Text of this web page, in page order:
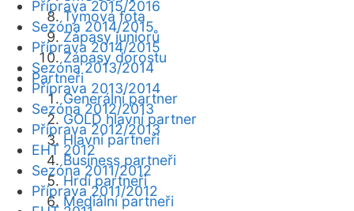
Týmová fota
Zápasy juniorů
Zápasy dorostu
Partneři
Generální partner
GOLD hlavní partner
Hlavní partneři
Business partneři
Hrdí partneři
Mediální partneři
Příprava 2015/2016
Sezóna 2014/2015
Příprava 2014/2015
Sezóna 2013/2014
Příprava 2013/2014
Sezóna 2012/2013
Příprava 2012/2013
EHT 2012
Sezóna 2011/2012
Příprava 2011/2012